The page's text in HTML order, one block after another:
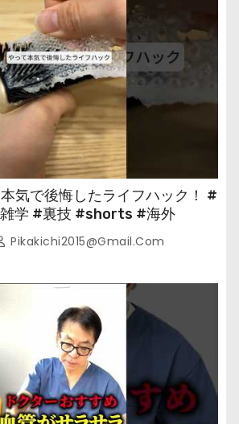
気で後悔したライフハック！ #
学 #裏技 #shorts #海外
Pikakichi2015@gmail.com